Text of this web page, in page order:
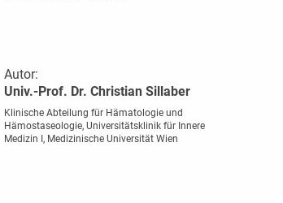
Autor:
Univ.-Prof. Dr. Christian Sillaber
Klinische Abteilung für Hämatologie und
Hämostaseologie, Universitätsklinik für Innere
Medizin I, Medizinische Universität Wien